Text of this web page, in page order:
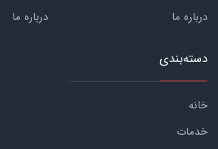
درباره ما
درباره ما
دسته‌بندی
خانه
خدمات